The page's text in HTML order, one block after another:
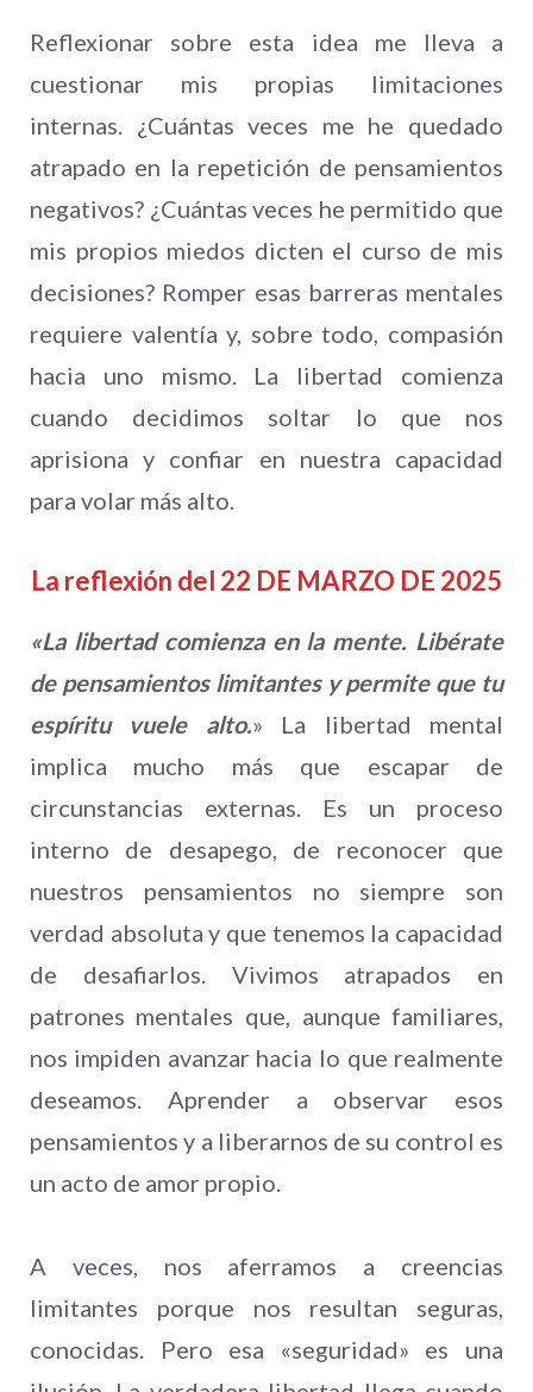
Reflexionar sobre esta idea me lleva a
cuestionar mis propias limitaciones
internas. ¿Cuántas veces me he quedado
atrapado en la repetición de pensamientos
negativos? ¿Cuántas veces he permitido que
mis propios miedos dicten el curso de mis
decisiones? Romper esas barreras mentales
requiere valentía y, sobre todo, compasión
hacia uno mismo. La libertad comienza
cuando decidimos soltar lo que nos
aprisiona y confiar en nuestra capacidad
para volar más alto.
La reflexión del 22 DE MARZO DE 2025
«La libertad comienza en la mente. Libérate
de pensamientos limitantes y permite que tu
espíritu vuele alto.» La libertad mental
implica mucho más que escapar de
circunstancias externas. Es un proceso
interno de desapego, de reconocer que
nuestros pensamientos no siempre son
verdad absoluta y que tenemos la capacidad
de desafiarlos. Vivimos atrapados en
patrones mentales que, aunque familiares,
nos impiden avanzar hacia lo que realmente
deseamos. Aprender a observar esos
pensamientos y a liberarnos de su control es
un acto de amor propio.
A veces, nos aferramos a creencias
limitantes porque nos resultan seguras,
conocidas. Pero esa «seguridad» es una